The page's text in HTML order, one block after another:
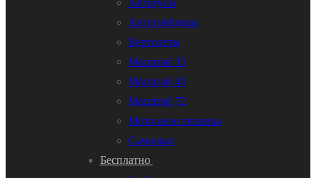
Автогрейдеры
Вертолеты
Масштаб 35
Масштаб 43
Масштаб 72
Мото-вело техника
Самосвал
Бесплатно